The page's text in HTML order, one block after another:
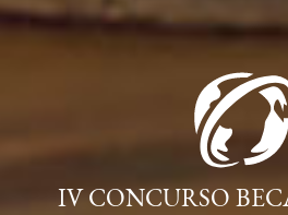
IV CONCURSO